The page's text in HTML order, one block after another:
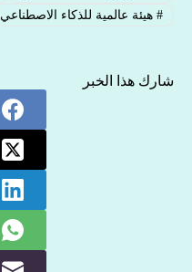
#هيئة عالمية للذكاء الاصطناعي
شارك هذا الخبر